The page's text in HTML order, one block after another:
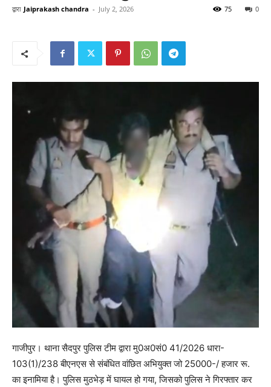
द्वारा Jaiprakash chandra - July 2, 2026 0
75
गाजीपुर। थाना सैदपुर पुलिस टीम द्वारा मु0अ0सं0 41/2026 धारा-
103(1)/238 बीएनएस से संबंधित वांछित अभियुक्त जो 25000-/ हजार रू.
का इनामिया है। पुलिस मुठभेड़ में घायल हो गया, जिसको पुलिस ने गिरफ्तार कर